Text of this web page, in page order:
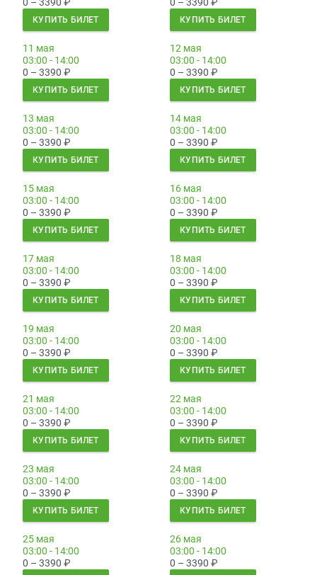
0 – 3390 ₽
КУПИТЬ БИЛЕТ
0 – 3390 ₽
КУПИТЬ БИЛЕТ
11 мая
03:00 - 14:00
0 – 3390 ₽
КУПИТЬ БИЛЕТ
12 мая
03:00 - 14:00
0 – 3390 ₽
КУПИТЬ БИЛЕТ
13 мая
03:00 - 14:00
0 – 3390 ₽
КУПИТЬ БИЛЕТ
14 мая
03:00 - 14:00
0 – 3390 ₽
КУПИТЬ БИЛЕТ
15 мая
03:00 - 14:00
0 – 3390 ₽
КУПИТЬ БИЛЕТ
16 мая
03:00 - 14:00
0 – 3390 ₽
КУПИТЬ БИЛЕТ
17 мая
03:00 - 14:00
0 – 3390 ₽
КУПИТЬ БИЛЕТ
18 мая
03:00 - 14:00
0 – 3390 ₽
КУПИТЬ БИЛЕТ
19 мая
03:00 - 14:00
0 – 3390 ₽
КУПИТЬ БИЛЕТ
20 мая
03:00 - 14:00
0 – 3390 ₽
КУПИТЬ БИЛЕТ
21 мая
03:00 - 14:00
0 – 3390 ₽
КУПИТЬ БИЛЕТ
22 мая
03:00 - 14:00
0 – 3390 ₽
КУПИТЬ БИЛЕТ
23 мая
03:00 - 14:00
0 – 3390 ₽
КУПИТЬ БИЛЕТ
24 мая
03:00 - 14:00
0 – 3390 ₽
КУПИТЬ БИЛЕТ
25 мая
03:00 - 14:00
0 – 3390 ₽
26 мая
03:00 - 14:00
0 – 3390 ₽